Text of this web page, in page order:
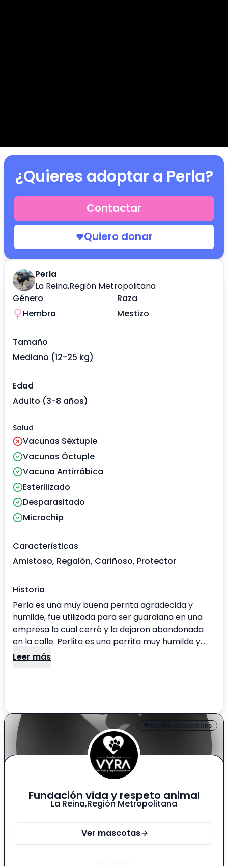
Perla
La Reina,Región Metropolitana
Género
Hembra
Raza
Mestizo
Tamaño
Mediano (12-25 kg)
Edad
Adulto (3-8 años)
Salud
Vacunas Séxtuple
Vacunas Óctuple
Vacuna Antirrábica
Esterilizado
Desparasitado
Microchip
Características
Amistoso, Regalón, Cariñoso, Protector
Historia
Perla es una muy buena perrita agradecida y
humilde, fue utilizada para ser guardiana en una
empresa la cual cerró y la dejaron abandonada
en la calle. Perlita es una perrita muy humilde y
cariñosa. Merece una familia de verdad , quieres
bañadita y perdumada listos para recibir mucho
amor
Leer más
¿Quieres adoptar a Perla?
Contactar
Quiero donar
Recibe donaciones
Fundación vida y respeto animal
La Reina,Región Metropolitana
Ver mascotas